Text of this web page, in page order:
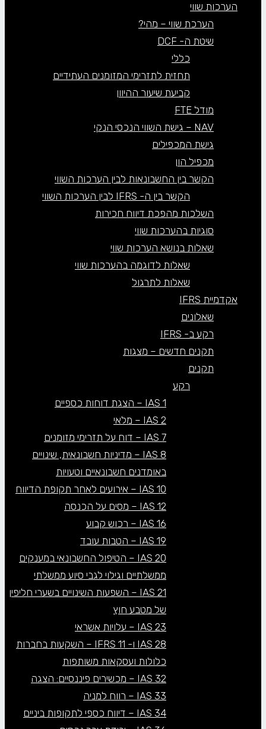
הערכות שווי
הערכת שווי – מהי?
שיטת ה- DCF
כללי
תחזית לתזרימי המזומנים העתידיים
קביעת שיעור ההיוון
מודל FTE
NAV – גישת השווי הנכסי הנקי
גישת המכפילים
מכפיל הון
הקשר בין החשבונאות לבין הערכות השווי
הקשר בין ה- IFRS לבין הערכות השווי
השלכות מהפכת דיווח חכירות
סוגיות בהערכות שווי
שאלות בנושא הערכות שווי
שאלות לדוגמה בהערכות שווי
שאלות לתרגול
אקדמיית IFRS
שאלונים
רקע ב- IFRS
תקנים חדשים – מצגות
תקנים
רקע
IAS 1 – הצגת דוחות כספיים
IAS 2 – מלאי
IAS 7 – דוח על תזרימי מזומנים
IAS 8 – מדיניות חשבונאית, שינויים
באומדנים חשבונאיים וטעויות
IAS 10 – אירועים לאחר תקופת הדיווח
IAS 12 – מסים על הכנסה
IAS 16 – רכוש קבוע
IAS 19 – הטבות עובד
IAS 20 – הטיפול החשבונאי במענקים
ממשלתיים וגילוי לגבי סיוע ממשלתי
IAS 21 – השפעות השינויים בשערי חליפין
של מטבע חוץ
IAS 23 – עלויות אשראי
IAS 28 ו- IFRS 11 – השקעות בחברות
כלולות ועסקאות משותפות
IAS 32 – מכשירים פיננסיים: הצגה
IAS 33 – רווח למניה
IAS 34 – דיווח כספי לתקופות ביניים